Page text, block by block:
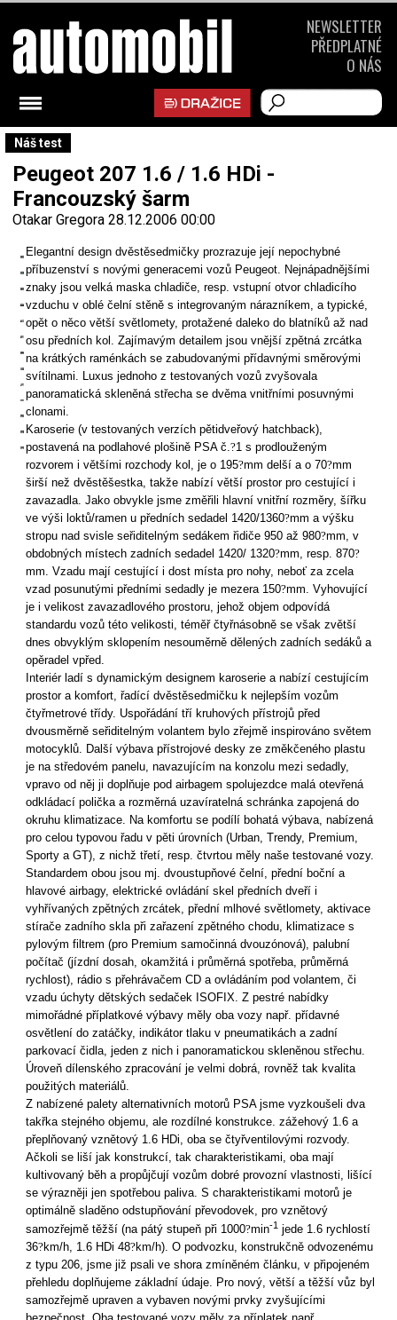
Náš test
Peugeot 207 1.6 / 1.6 HDi -
Francouzský šarm
Otakar Gregora 28.12.2006 00:00
Elegantní design dvěstěsedmičky prozrazuje její nepochybné
příbuzenství s novými generacemi vozů Peugeot. Nejnápadnějšími
znaky jsou velká maska chladiče, resp. vstupní otvor chladicího
vzduchu v oblé čelní stěně s integrovaným nárazníkem, a typické,
opět o něco větší světlomety, protažené daleko do blatníků až nad
osu předních kol. Zajímavým detailem jsou vnější zpětná zrcátka
na krátkých raménkách se zabudovanými přídavnými směrovými
svítilnami. Luxus jednoho z testovaných vozů zvyšovala
panoramatická skleněná střecha se dvěma vnitřními posuvnými
clonami.
Karoserie (v testovaných verzích pětidveřový hatchback),
postavená na podlahové plošině PSA č. ?1 s prodlouženým
rozvorem i většími rozchody kol, je o 195?mm delší a o 70?mm
širší než dvěstěšestka, takže nabízí větší prostor pro cestující i
zavazadla. Jako obvykle jsme změřili hlavní vnitřní rozměry, šířku
ve výši loktů/ramen u předních sedadel 1420/1360?mm a výšku
stropu nad svisle seřiditelným sedákem řidiče 950 až 980?mm, v
obdobných místech zadních sedadel 1420/ 1320?mm, resp. 870?
mm. Vzadu mají cestující i dost místa pro nohy, neboť za zcela
vzad posunutými předními sedadly je mezera 150?mm. Vyhovující
je i velikost zavazadlového prostoru, jehož objem odpovídá
standardu vozů této velikosti, téměř čtyřnásobně se však zvětší
dnes obvyklým sklopením nesouměrně dělených zadních sedáků a
opěradel vpřed.
Interiér ladí s dynamickým designem karoserie a nabízí cestujícím
prostor a komfort, řadící dvěstěsedmičku k nejlepším vozům
čtyřmetrové třídy. Uspořádání tří kruhových přístrojů před
dvousměrně seřiditelným volantem bylo zřejmě inspirováno světem
motocyklů. Další výbava přístrojové desky ze změkčeného plastu
je na středovém panelu, navazujícím na konzolu mezi sedadly,
vpravo od něj ji doplňuje pod airbagem spolujezdce malá otevřená
odkládací polička a rozměrná uzavíratelná schránka zapojená do
okruhu klimatizace. Na komfortu se podílí bohatá výbava, nabízená
pro celou typovou řadu v pěti úrovních (Urban, Trendy, Premium,
Sporty a GT), z nichž třetí, resp. čtvrtou měly naše testované vozy.
Standardem obou jsou mj. dvoustupňové čelní, přední boční a
hlavové airbagy, elektrické ovládání skel předních dveří i
vyhřívaných zpětných zrcátek, přední mlhové světlomety, aktivace
stírače zadního skla při zařazení zpětného chodu, klimatizace s
pylovým filtrem (pro Premium samočinná dvouzónová), palubní
počítač (jízdní dosah, okamžitá i průměrná spotřeba, průměrná
rychlost), rádio s přehrávačem CD a ovládáním pod volantem, či
vzadu úchyty dětských sedaček ISOFIX. Z pestré nabídky
mimořádné příplatkové výbavy měly oba vozy např. přídavné
osvětlení do zatáčky, indikátor tlaku v pneumatikách a zadní
parkovací čidla, jeden z nich i panoramatickou skleněnou střechu.
Úroveň dílenského zpracování je velmi dobrá, rovněž tak kvalita
použitých materiálů.
Z nabízené palety alternativních motorů PSA jsme vyzkoušeli dva
takřka stejného objemu, ale rozdílné konstrukce. zážehový 1.6 a
přeplňovaný vznětový 1.6 HDi, oba se čtyřventilovými rozvody.
Ačkoli se liší jak konstrukcí, tak charakteristikami, oba mají
kultivovaný běh a propůjčují vozům dobré provozní vlastnosti, lišící
se výrazněji jen spotřebou paliva. S charakteristikami motorů je
optimálně sladěno odstupňování převodovek, pro vznětový
samozřejmě těžší (na pátý stupeň při 1000?min-1 jede 1.6 rychlostí
36?km/h, 1.6 HDi 48?km/h). O podvozku, konstrukčně odvozenému
z typu 206, jsme již psali ve shora zmíněném článku, v připojeném
přehledu doplňujeme základní údaje. Pro nový, větší a těžší vůz byl
samozřejmě upraven a vybaven novými prvky zvyšujícími
NEWSLETTER
PŘEDPLATNÉ
O NÁS